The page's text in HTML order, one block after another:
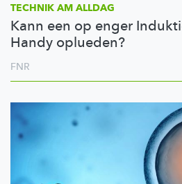
TECHNIK AM ALLDAG
Kann een op enger
Handy oplueden?
FNR